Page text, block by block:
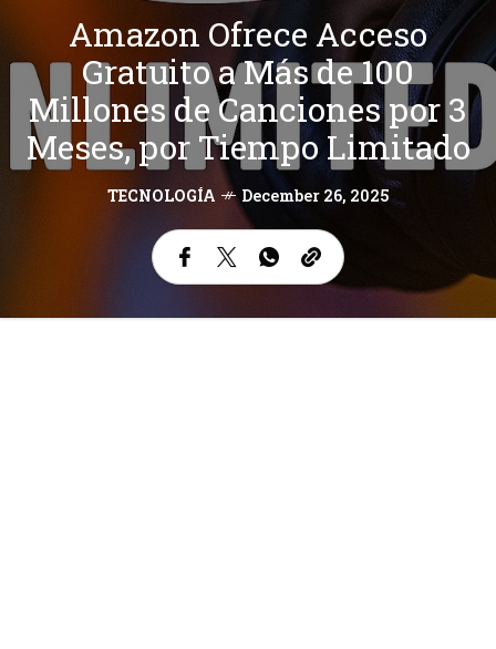
Amazon Ofrece Acceso
Gratuito a Más de 100
Millones de Canciones por 3
Meses, por Tiempo Limitado
TECNOLOGÍA December 26, 2025